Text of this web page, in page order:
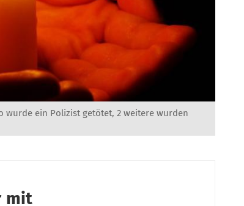
wurde ein Polizist getötet, 2 weitere wurden